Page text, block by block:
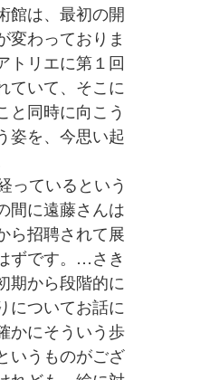
館は、最初の開
変わっておりま
トリエに第１回
ていて、そこに
と同時に向こう
姿を、今思い起
っているという
間に遠藤さんは
ら招聘されて展
ずです。…さき
期から段階的に
についてお話に
かにそういう歩
いうものがござ